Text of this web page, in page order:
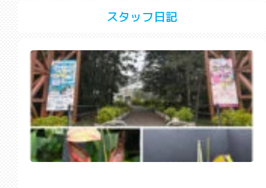
スタッフ日記